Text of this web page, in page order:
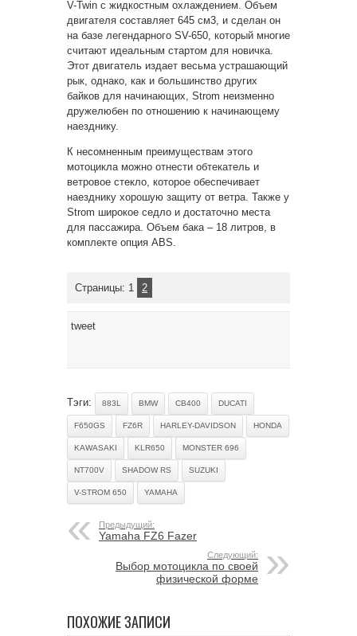
V-Twin с жидкостным охлаждением. Объем
двигателя составляет 645 см3, и сделан он
на базе легендарного SV-650, который многие
считают идеальным стартом для новичка.
Этот двигатель издает весьма устрашающий
рык, однако, как и большинство других
байков для начинающих, Strom неизменно
дружелюбен по отношению к начинающему
наезднику.
К несомненным преимуществам этого
мотоцикла можно отнести обтекатель и
ветровое стекло, которое обеспечивает
наезднику хорошую защиту от ветра. Также у
Strom широкое седло и достаточно места
для пассажира. Объем бака – 18 литров, в
комплекте опция ABS.
Страницы: 1 2
tweet
Тэги: 883L BMW CB400 DUCATI
F650GS FZ6R HARLEY-DAVIDSON HONDA
KAWASAKI KLR650 MONSTER 696
NT700V SHADOW RS SUZUKI
V-STROM 650 YAMAHA
Предыдущий:
Yamaha FZ6 Fazer
Следующий:
Выбор мотоцикла по своей
физической форме
ПОХОЖИЕ ЗАПИСИ